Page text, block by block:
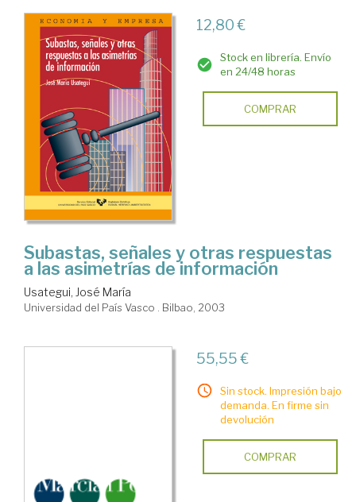
12,80 €
Stock en librería. Envío
en 24/48 horas
COMPRAR
Subastas, señales y otras respuestas
a las asimetrías de información
Usategui, José María
Universidad del País Vasco . Bilbao, 2003
55,55 €
Sin stock. Impresión bajo
demanda. En firme sin
devolución
COMPRAR